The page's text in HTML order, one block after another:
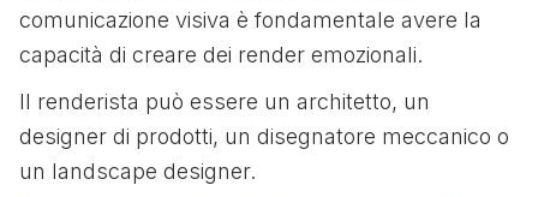
comunicazione visiva è fondamentale avere la
capacità di creare dei render emozionali.
Il renderista può essere un architetto, un
designer di prodotti, un disegnatore meccanico o
un landscape designer.